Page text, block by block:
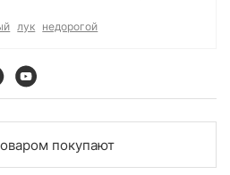
лук недорогой
покупают